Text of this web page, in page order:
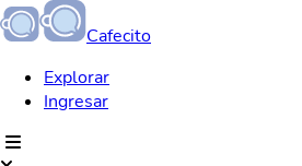
Cafecito
Explorar
Ingresar